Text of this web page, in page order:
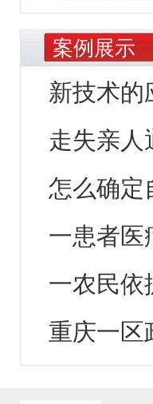
案例展示
新技术的
走失亲人
怎么确定
一患者医
一农民依
重庆一区